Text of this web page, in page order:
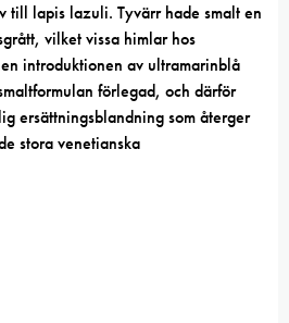
till lapis lazuli. Tyvärr hade smalt en
vilket vissa himlar hos
introduktionen av ultramarinblå
förlegad, och därför
ersättningsblandning som återger
stora venetianska